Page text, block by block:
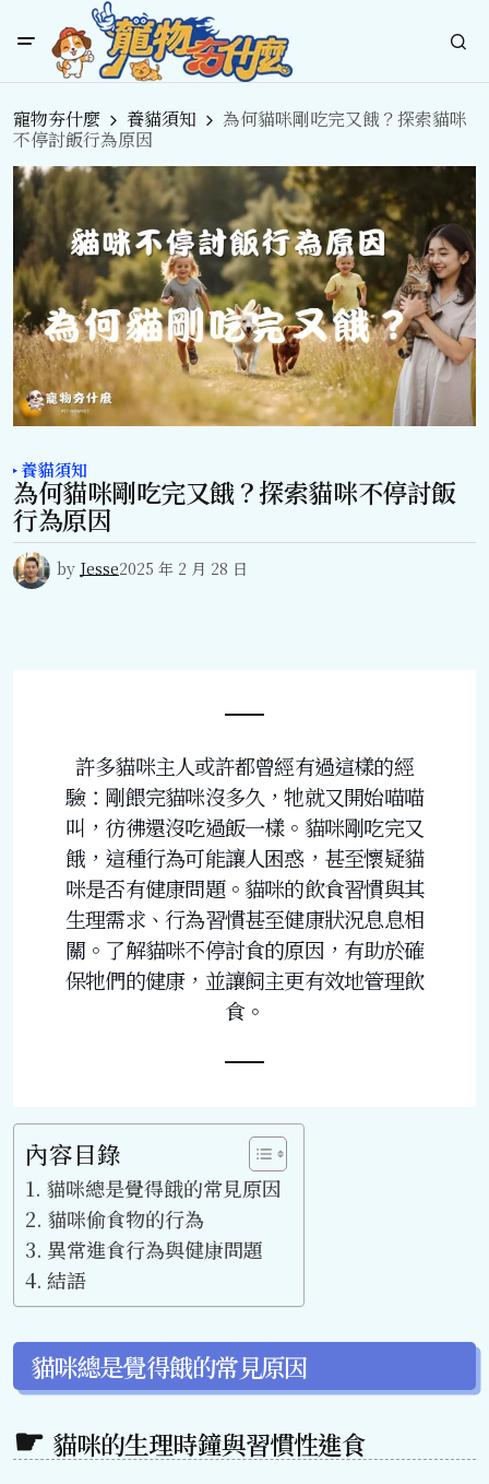
寵物夯什麼 養貓須知
為何貓咪剛吃完又餓？探索貓咪
不停討飯行為原因
養貓須知
為何貓咪剛吃完又餓？探索貓咪不停討飯
行為原因
by Jesse2025 年 2 月 28 日
許多貓咪主人或許都曾經有過這樣的經
驗：剛餵完貓咪沒多久，牠就又開始喵喵
叫，彷彿還沒吃過飯一樣。貓咪剛吃完又
餓，這種行為可能讓人困惑，甚至懷疑貓
咪是否有健康問題。貓咪的飲食習慣與其
生理需求、行為習慣甚至健康狀況息息相
關。了解貓咪不停討食的原因，有助於確
保牠們的健康，並讓飼主更有效地管理飲
食。
內容目錄
貓咪總是覺得餓的常見原因
貓咪偷食物的行為
異常進食行為與健康問題
結語
貓咪總是覺得餓的常見原因
貓咪的生理時鐘與習慣性進食